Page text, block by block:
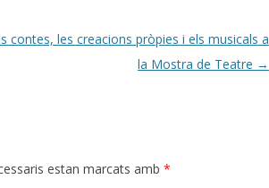
contes, les creacions pròpies i els musicals a
la Mostra de Teatre →
estan marcats amb *